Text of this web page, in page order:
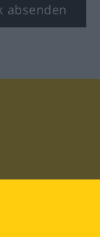
absenden